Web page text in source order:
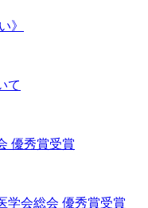
》
て
優秀賞受賞
学会総会 優秀賞受賞